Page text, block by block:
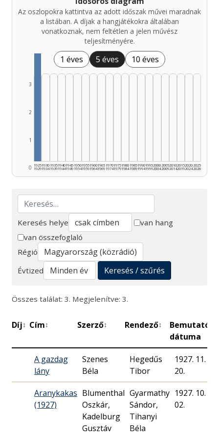
Az oszlopokra kattintva az adott időszak művei maradnak
a listában. A díjak a hangjátékokra általában
vonatkoznak, nem feltétlen a jelen művész
teljesítményére.
1 éves 5 éves 10 éves
0
1
2
3
1925
1929
1930
1934
1935
1939
1940
1944
1945
1949
1950
1954
1955
1959
1960
1964
1965
1969
1970
1974
1975
1979
1980
1984
1985
1989
1990
1994
1995
1999
2000
2004
2005
2009
2010
2014
2015
2019
2020
2024
2025
2026
Keresés
Keresés helye
van hang
van összefoglaló
Régió
Évtized
Keresés / szűrés
Összes találat: 3. Megjelenítve: 3.
Díj↕ Cím↕ Szerző↕ Rendező↕
Bemutató
dátuma
A gazdag
lány
Szenes
Béla
Hegedűs
Tibor
1927. 11.
20.
Aranykakas
(1927)
Blumenthal
Oszkár,
Kadelburg
Gusztáv
Gyarmathy
Sándor,
Tihanyi
Béla
1927. 10.
02.